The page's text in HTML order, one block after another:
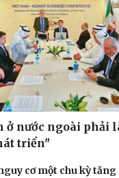
ở nước ngoài phải
triển"
cơ một chu kỳ